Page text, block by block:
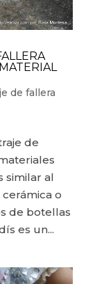
de fallera
de
similar al
o
de botellas
es un...